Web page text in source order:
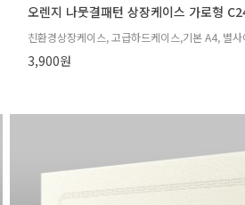
오렌지 나뭇결패턴 상장케이스 가로형
친환경상장케이스, 고급하드케이스,기본 A4, 별
3,900원